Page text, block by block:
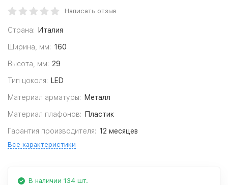
Написать отзыв
Страна: Италия
Ширина, мм: 160
Высота, мм: 29
Тип цоколя: LED
Материал арматуры: Металл
Материал плафонов: Пластик
Гарантия производителя: 12 месяцев
Все характеристики
В наличии 134 шт.